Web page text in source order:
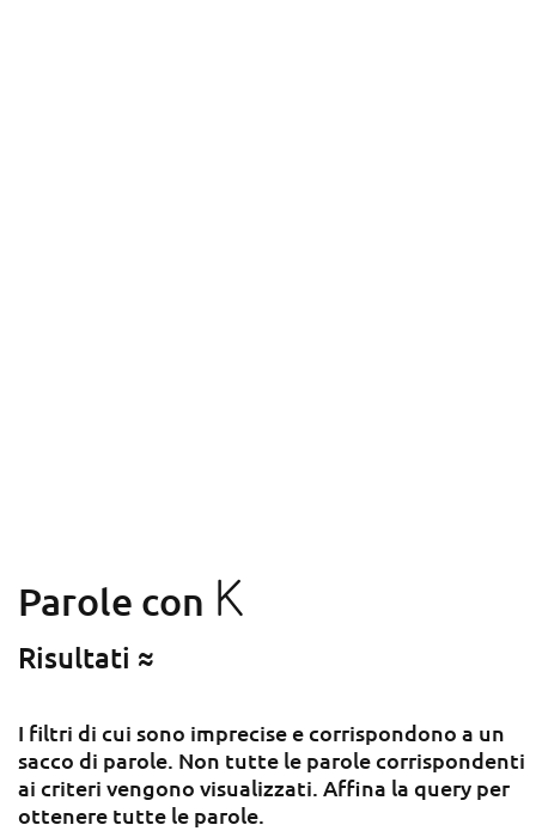
Parole con K
Risultati ≈
I filtri di cui sono imprecise e corrispondono a un
sacco di parole. Non tutte le parole corrispondenti
ai criteri vengono visualizzati. Affina la query per
ottenere tutte le parole.